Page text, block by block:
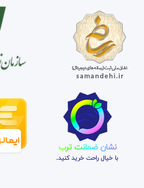
نشان ضمانت ترب
با خیال راحت خرید کنید.